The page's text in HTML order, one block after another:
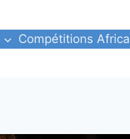
Compétitions